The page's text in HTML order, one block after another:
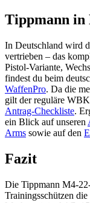
Tippmann in
In Deutschland wird
vertrieben – das
Pistol-Variante,
findest du beim
WaffenPro. Da die
gilt der reguläre
Antrag-Checkliste.
ein Blick auf unseren
Arms sowie auf den
Fazit
Die Tippmann M4-
Trainingsschützen